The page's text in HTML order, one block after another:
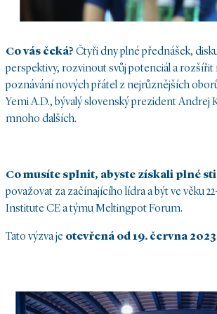
Co vás čeká? Čtyři dny plné přednášek,
perspektivy, rozvinout svůj potenciál a
poznávání nových přátel z nejrůznějších
Yemi A.D., bývalý slovenský prezident
mnoho dalších.
Co musíte splnit, abyste získali plné
považovat za začínajícího lídra a být ve věku
Institute CE a týmu Meltingpot Forum.
Tato výzva je otevřená od 19. června 2023